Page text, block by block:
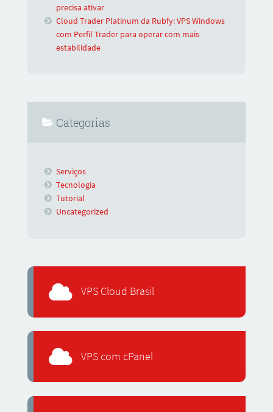
precisa ativar
Cloud Trader Platinum da Rubfy: VPS Windows
com Perfil Trader para operar com mais
estabilidade
Categorias
Serviços
Tecnologia
Tutorial
Uncategorized
VPS Cloud Brasil
VPS com cPanel